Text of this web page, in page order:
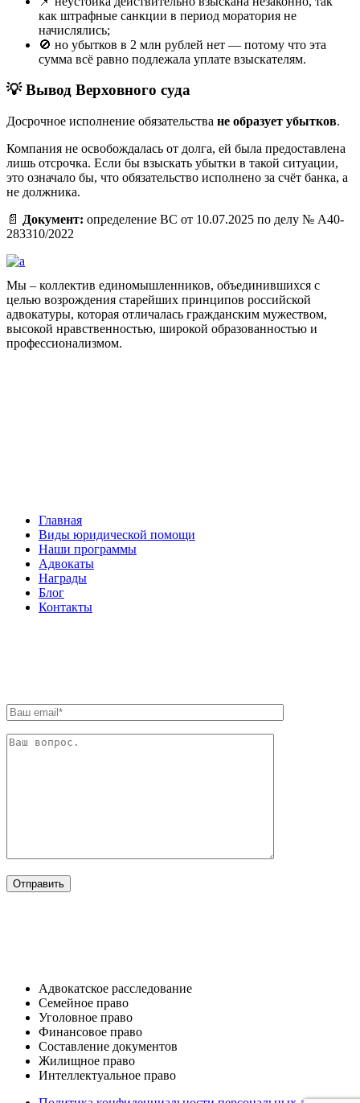
как штрафные санкции в период моратория не
начислялись;
🚫 но убытков в 2 млн рублей нет — потому что эта
сумма всё равно подлежала уплате взыскателям.
💡 Вывод Верховного суда
Досрочное исполнение обязательства не образует убытков.
Компания не освобождалась от долга, ей была предоставлена
лишь отсрочка. Если бы взыскать убытки в такой ситуации,
это означало бы, что обязательство исполнено за счёт банка, а
не должника.
📄
Документ: определение ВС от 10.07.2025 по делу № А40-
283310/2022
Мы – коллектив единомышленников, объединившихся с
целью возрождения старейших принципов российской
адвокатуры, которая отличалась гражданским мужеством,
высокой нравственностью, широкой образованностью и
профессионализмом.
Главная
Виды юридической помощи
Наши программы
Адвокаты
Награды
Блог
Контакты
Адвокатское расследование
Семейное право​
Уголовное право​
Финансовое право
Составление документов​
Жилищное право​
Интеллектуальное право